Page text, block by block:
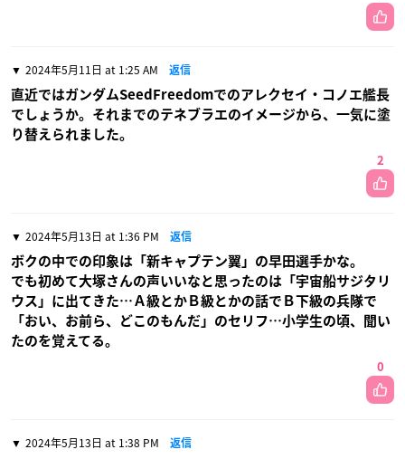
2024年5月11日 at 1:25 AM 返信
直近ではガンダムSeedFreedomでのアレクセイ・コノエ艦長
でしょうか。それまでのテネブラエのイメージから、一気に塗
り替えられました。
2
2024年5月13日 at 1:36 PM 返信
ボクの中での印象は「新キャプテン翼」の早田選手かな。
でも初めて大塚さんの声いいなと思ったのは「宇宙船サジタリ
ウス」に出てきた…Ａ級とかＢ級とかの話でＢ下級の兵隊で
「おい、お前ら、どこのもんだ」のセリフ…小学生の頃、聞い
たのを覚えてる。
0
2024年5月13日 at 1:38 PM 返信